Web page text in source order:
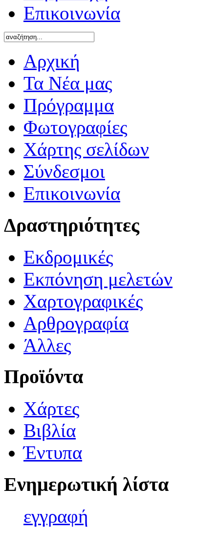
Επικοινωνία
Αρχική
Τα Νέα μας
Πρόγραμμα
Φωτογραφίες
Χάρτης σελίδων
Σύνδεσμοι
Επικοινωνία
Δραστηριότητες
Εκδρομικές
Εκπόνηση μελετών
Χαρτογραφικές
Αρθρογραφία
Άλλες
Προϊόντα
Χάρτες
Βιβλία
Έντυπα
Ενημερωτική λίστα
εγγραφή